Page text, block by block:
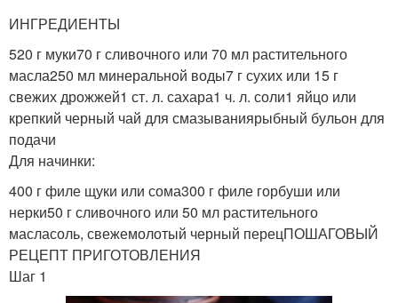
консервов
Слоёный пирог Начинка для пирога
Пирожки со скумбрией
ИНГРЕДИЕНТЫ
520 г муки70 г сливочного или 70 мл растительного
масла250 мл минеральной воды7 г сухих или 15 г
свежих дрожжей1 ст. л. сахара1 ч. л. соли1 яйцо или
крепкий черный чай для смазываниярыбный бульон для
подачи
Для начинки:
400 г филе щуки или сома300 г филе горбуши или
нерки50 г сливочного или 50 мл растительного
масласоль, свежемолотый черный перецПОШАГОВЫЙ
РЕЦЕПТ ПРИГОТОВЛЕНИЯ
Шаг 1